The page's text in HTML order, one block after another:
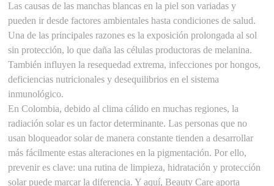
Las causas de las manchas blancas en la piel son variadas y
pueden ir desde factores ambientales hasta condiciones de salud.
Una de las principales razones es la exposición prolongada al sol
sin protección, lo que daña las células productoras de melanina.
También influyen la resequedad extrema, infecciones por hongos,
deficiencias nutricionales y desequilibrios en el sistema
inmunológico.
En Colombia, debido al clima cálido en muchas regiones, la
radiación solar es un factor determinante. Las personas que no
usan bloqueador solar de manera constante tienden a desarrollar
más fácilmente estas alteraciones en la pigmentación. Por ello,
prevenir es clave: una rutina de limpieza, hidratación y protección
solar puede marcar la diferencia. Y aquí, Beauty Care aporta